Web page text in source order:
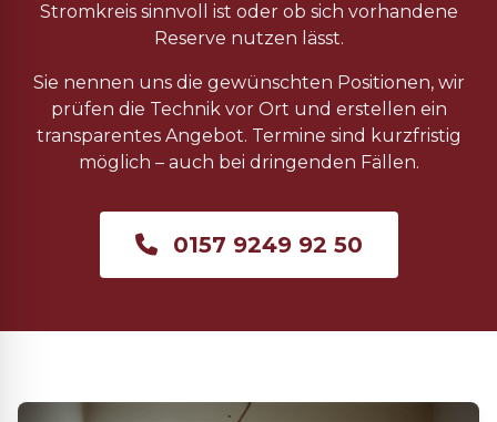
Stromkreis sinnvoll ist oder ob sich vorhandene
Reserve nutzen lässt.
Sie nennen uns die gewünschten Positionen, wir
prüfen die Technik vor Ort und erstellen ein
transparentes Angebot. Termine sind kurzfristig
möglich – auch bei dringenden Fällen.
0157 9249 92 50